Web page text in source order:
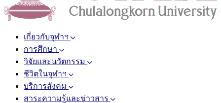
เกี่ยวกับจุฬาฯ
การศึกษา
วิจัยและนวัตกรรม
ชีวิตในจุฬาฯ
บริการสังคม
สาระความรู้และข่าวสาร